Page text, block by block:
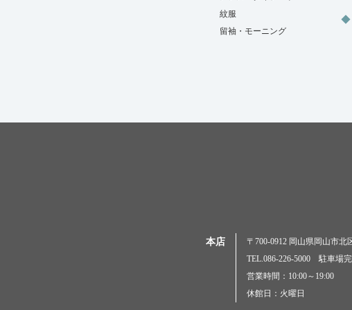
紋服
留袖・モーニング
本店
〒700-0912 岡山県岡山市北
TEL.086-226-5000 駐車場
営業時間：10:00～19:00
休館日：火曜日